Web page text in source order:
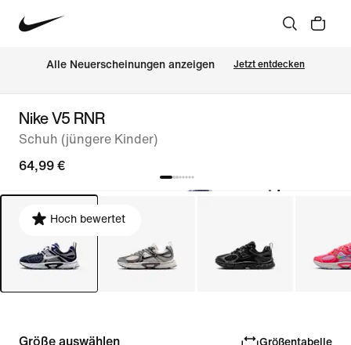
Alle Neuerscheinungen anzeigen Jetzt entdecken
Nike V5 RNR
Schuh (jüngere Kinder)
64,99 €
Hoch bewertet
Größe auswählen Größentabelle